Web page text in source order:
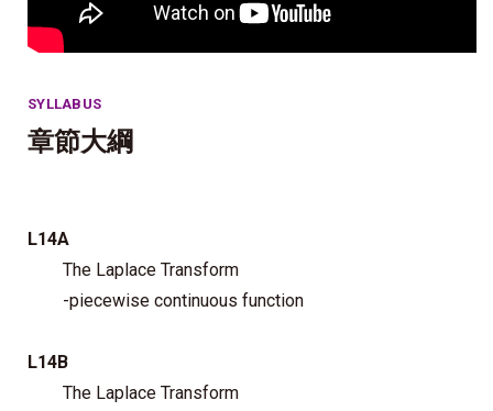
SYLLABUS
章節大綱
L14A
The Laplace Transform
-piecewise continuous function
L14B
The Laplace Transform